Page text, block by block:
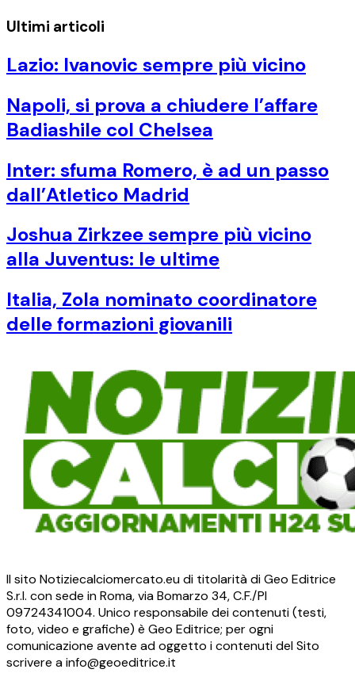
Ultimi articoli
Lazio: Ivanovic sempre più vicino
Napoli, si prova a chiudere l’affare
Badiashile col Chelsea
Inter: sfuma Romero, è ad un passo
dall’Atletico Madrid
Joshua Zirkzee sempre più vicino
alla Juventus: le ultime
Italia, Zola nominato coordinatore
delle formazioni giovanili
Il sito Notiziecalciomercato.eu di titolarità di Geo Editrice
S.r.l. con sede in Roma, via Bomarzo 34, C.F./PI
09724341004. Unico responsabile dei contenuti (testi,
foto, video e grafiche) è Geo Editrice; per ogni
comunicazione avente ad oggetto i contenuti del Sito
scrivere a info@geoeditrice.it